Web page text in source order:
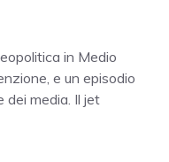
in Medio
e un episodio
dei media. Il jet